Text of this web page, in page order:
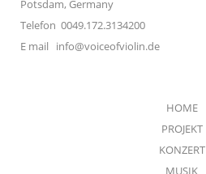
Potsdam, Germany
Telefon 0049.172.3134200
E mail info@voiceofviolin.de
HOME
PROJEKT
KONZERT
MUSIK